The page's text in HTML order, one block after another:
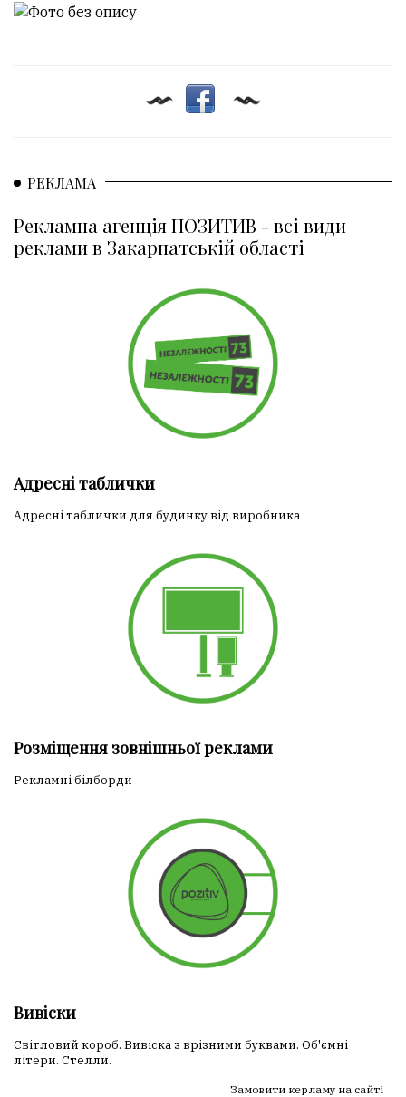
РЕКЛАМА
Рекламна агенція ПОЗИТИВ - всі види
реклами в Закарпатській області
Адресні таблички
Адресні таблички для будинку від виробника
Розміщення зовнішньої реклами
Рекламні білборди
Вивіски
Світловий короб. Вивіска з врізними буквами. Об'ємні
літери. Стелли.
Замовити керламу на сайті